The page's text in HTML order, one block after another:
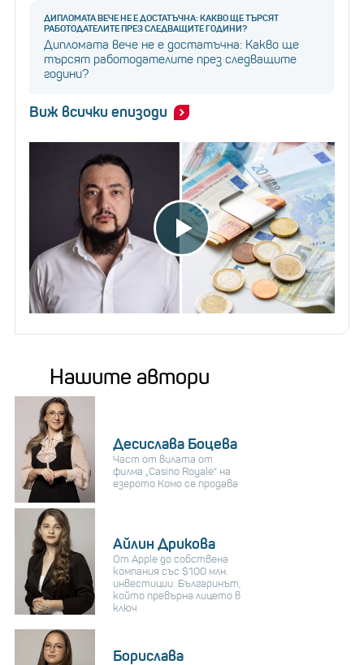
ДИПЛОМАТА ВЕЧЕ НЕ Е ДОСТАТЪЧНА: КАКВО ЩЕ ТЪРСЯТ
РАБОТОДАТЕЛИТЕ ПРЕЗ СЛЕДВАЩИТЕ ГОДИНИ?
Дипломата вече не е достатъчна: Какво ще
търсят работодателите през следващите
години?
Виж всички епизоди
Нашите автори
Десислава Боцева
Част от вилата от
филма „Casino Royale“ на
езерото Комо се продава
Айлин Дрикова
От Apple до собствена
компания със $100 млн.
инвестиции: Българинът,
който превърна лицето в
ключ
Борислава